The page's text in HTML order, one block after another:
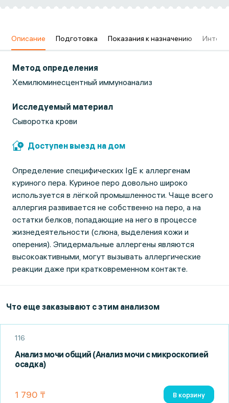
Описание Подготовка Показания к назначению
Метод определения
Хемилюминесцентный иммуноанализ
Исследуемый материал
Сыворотка крови
Доступен выезд на дом
Определение специфических IgE к аллергенам
куриного пера. Куриное перо довольно широко
используется в лёгкой промышленности. Чаще всего
аллергия развивается не собственно на перо, а на
остатки белков, попадающие на него в процессе
жизнедеятельности (слюна, выделения кожи и
оперения). Эпидермальные аллергены являются
высокоактивными, могут вызывать аллергические
реакции даже при кратковременном контакте.
Что еще заказывают с этим анализом
116
Анализ мочи общий (Анализ мочи с микроскопией
осадка)
1 790 ₸ В корзину